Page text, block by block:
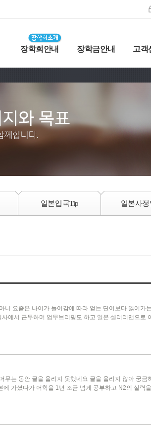
장학회안내 장학금안내 고객
일본입국Tip 일본사
니 요즘은 나이가 들어감에 따라 얻는 단어보다 잃어가
에서 근무하며 업무브리핑도 하고 일본 셀러리맨으
무는 동안 글을 올리지 못했네요 글을 올리지 않아 궁
가셨다가 어학을 1년 조금 넘게 공부하고 N2의 실